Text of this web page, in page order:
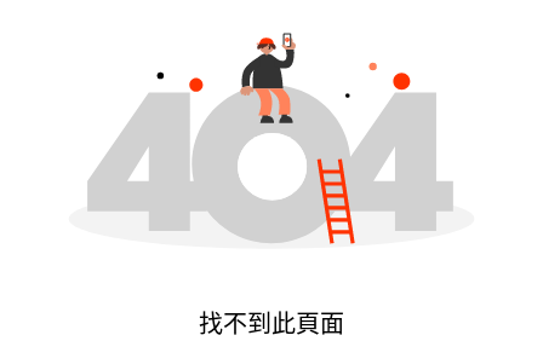
找不到此頁面